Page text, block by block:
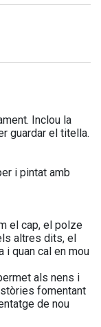
Inclou la
guardar el titella.
i pintat amb
el cap, el polze
altres dits, el
i quan cal en mou
als nens i
fomentant
de nou